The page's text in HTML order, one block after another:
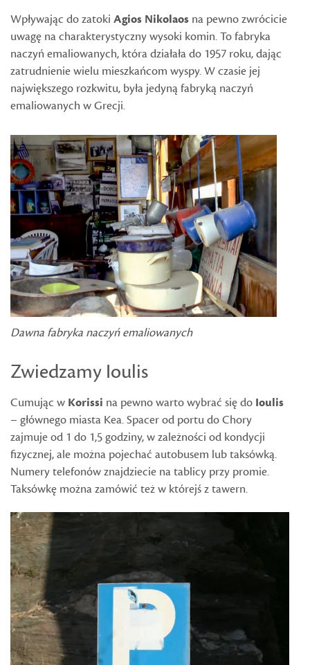
Wpływając do zatoki Agios Nikolaos na pewno zwrócicie
uwagę na charakterystyczny wysoki komin. To fabryka
naczyń emaliowanych, która działała do 1957 roku, dając
zatrudnienie wielu mieszkańcom wyspy. W czasie jej
największego rozkwitu, była jedyną fabryką naczyń
emaliowanych w Grecji.
Dawna fabryka naczyń emaliowanych
Zwiedzamy Ioulis
Cumując w Korissi na pewno warto wybrać się do Ioulis
– głównego miasta Kea. Spacer od portu do Chory
zajmuje od 1 do 1,5 godziny, w zależności od kondycji
fizycznej, ale można pojechać autobusem lub taksówką.
Numery telefonów znajdziecie na tablicy przy promie.
Taksówkę można zamówić też w którejś z tawern.